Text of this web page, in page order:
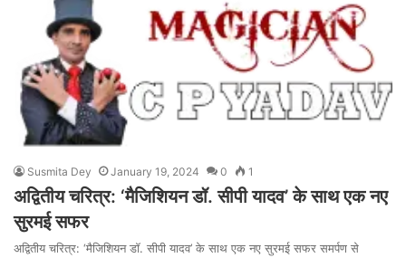
Susmita Dey January 19, 2024 0 1
अद्वितीय चरित्र: ‘मैजिशियन डॉ. सीपी यादव’ के साथ एक नए
सुरमई सफर
अद्वितीय चरित्र: ‘मैजिशियन डॉ. सीपी यादव’ के साथ एक नए सुरमई सफर समर्पण से